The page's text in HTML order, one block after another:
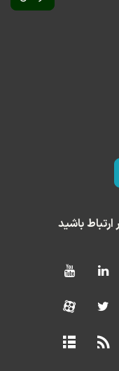
خارجه عراق به آمریکا اعلام
ارتباط باشید